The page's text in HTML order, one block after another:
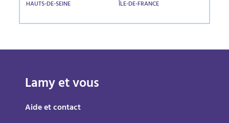
HAUTS-DE-SEINE ÎLE-DE-FRANCE
Lamy et vous
Aide et contact